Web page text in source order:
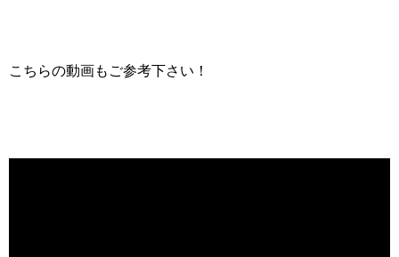
こちらの動画もご参考下さい！